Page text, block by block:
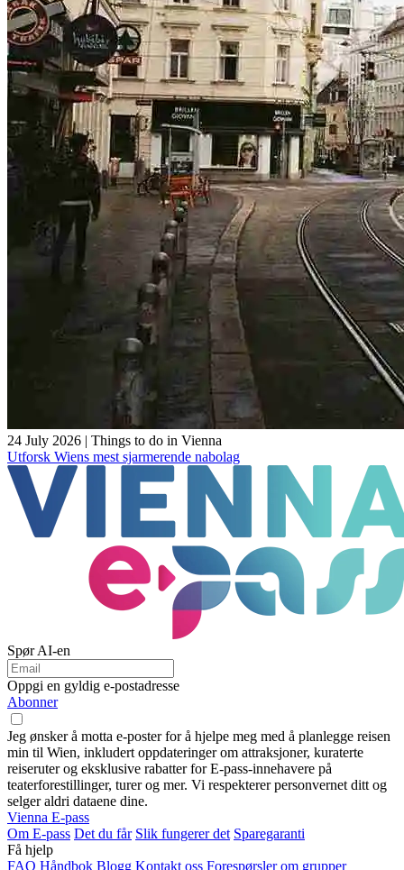
24 July 2026 | Things to do in Vienna
Utforsk Wiens mest sjarmerende nabolag
Spør AI-en
Oppgi en gyldig e-postadresse
Abonner
Jeg ønsker å motta e-poster for å hjelpe meg med å planlegge reisen
min til Wien, inkludert oppdateringer om attraksjoner, kuraterte
reiseruter og eksklusive rabatter for E-pass-innehavere på
teaterforestillinger, turer og mer. Vi respekterer personvernet ditt og
selger aldri dataene dine.
Vienna E-pass
Om E-pass Det du får Slik fungerer det Sparegaranti
Få hjelp
FAQ Håndbok Blogg Kontakt oss Forespørsler om grupper